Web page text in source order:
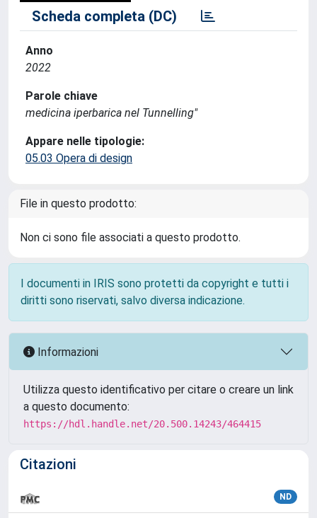
Scheda completa (DC)
Anno
2022
Parole chiave
medicina iperbarica nel Tunnelling"
Appare nelle tipologie:
05.03 Opera di design
File in questo prodotto:
Non ci sono file associati a questo prodotto.
I documenti in IRIS sono protetti da copyright e tutti i
diritti sono riservati, salvo diversa indicazione.
Informazioni
Utilizza questo identificativo per citare o creare un link
a questo documento:
https://hdl.handle.net/20.500.14243/464415
Citazioni
ND